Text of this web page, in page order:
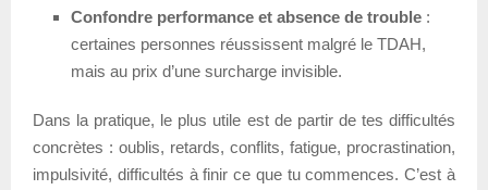
Confondre performance et absence de trouble :
certaines personnes réussissent malgré le TDAH,
mais au prix d’une surcharge invisible.
Dans la pratique, le plus utile est de partir de tes difficultés
concrètes : oublis, retards, conflits, fatigue, procrastination,
impulsivité, difficultés à finir ce que tu commences. C’est à